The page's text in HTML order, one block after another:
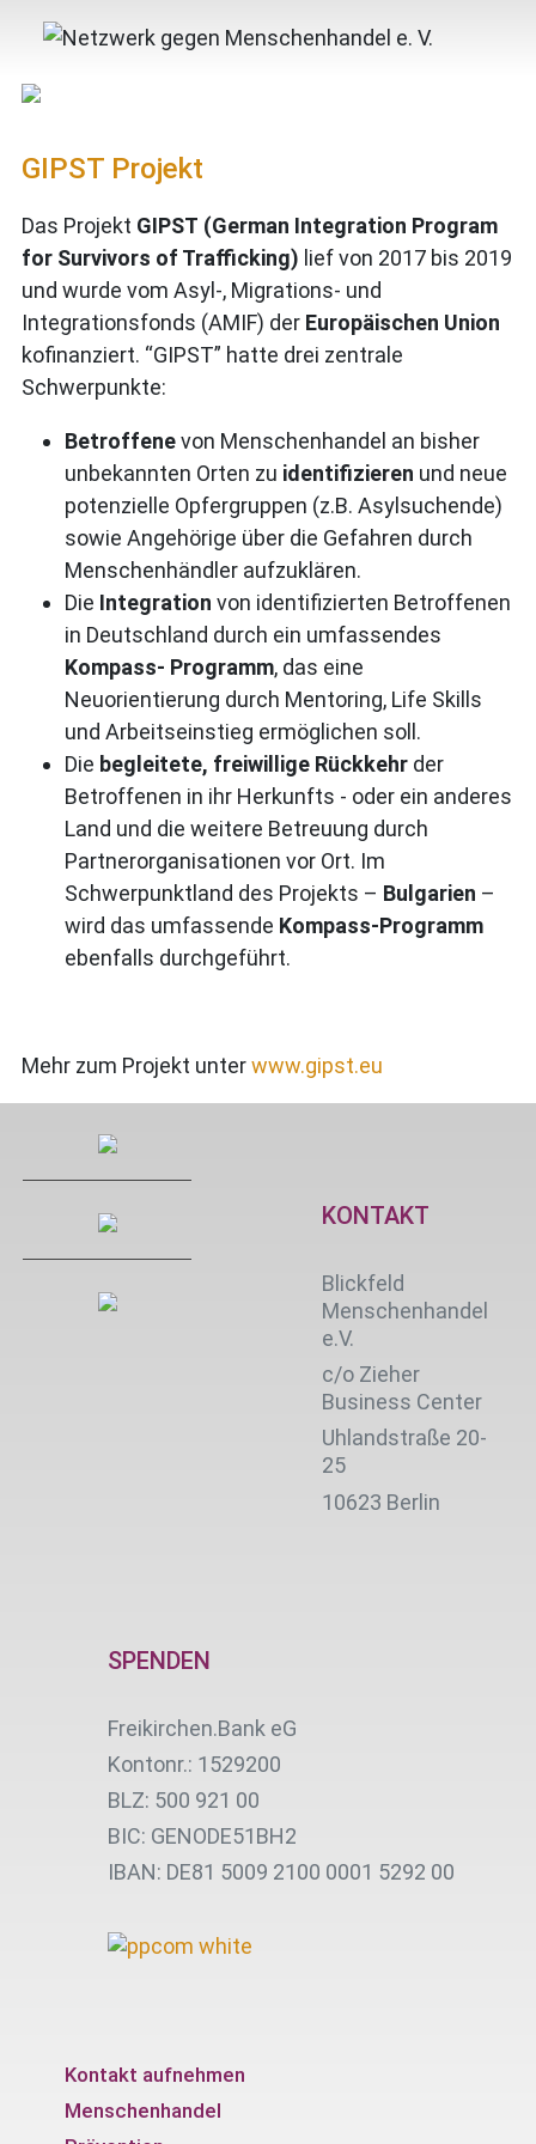
GIPST Projekt
Das Projekt GIPST (German Integration Program
for Survivors of Trafficking) lief von 2017 bis 2019
und wurde vom Asyl-, Migrations- und
Integrationsfonds (AMIF) der Europäischen Union
kofinanziert. “GIPST” hatte drei zentrale
Schwerpunkte:
Betroffenevon Menschenhandel an bisher
unbekannten Orten zu identifizieren und neue
potenzielle Opfergruppen (z.B. Asylsuchende)
sowie Angehörige über die Gefahren durch
Menschenhändler aufzuklären.
Die Integration von identifizierten Betroffenen
in Deutschland durch ein umfassendes
Kompass- Programm, das eine
Neuorientierung durch Mentoring, Life Skills
und Arbeitseinstieg ermöglichen soll.
Die begleitete, freiwillige Rückkehr der
Betroffenen in ihr Herkunfts - oder ein anderes
Land und die weitere Betreuung durch
Partnerorganisationen vor Ort. Im
Schwerpunktland des Projekts – Bulgarien –
wird das umfassende Kompass-Programm
ebenfalls durchgeführt.
Mehr zum Projekt unterwww.gipst.eu
KONTAKT
Blickfeld
Menschenhandel
e.V.
c/o Zieher
Business Center
Uhlandstraße 20-
25
10623 Berlin
SPENDEN
Freikirchen.Bank eG
Kontonr.: 1529200
BLZ: 500 921 00
BIC: GENODE51BH2
IBAN: DE81 5009 2100 0001 5292 00
Kontakt aufnehmen
Menschenhandel